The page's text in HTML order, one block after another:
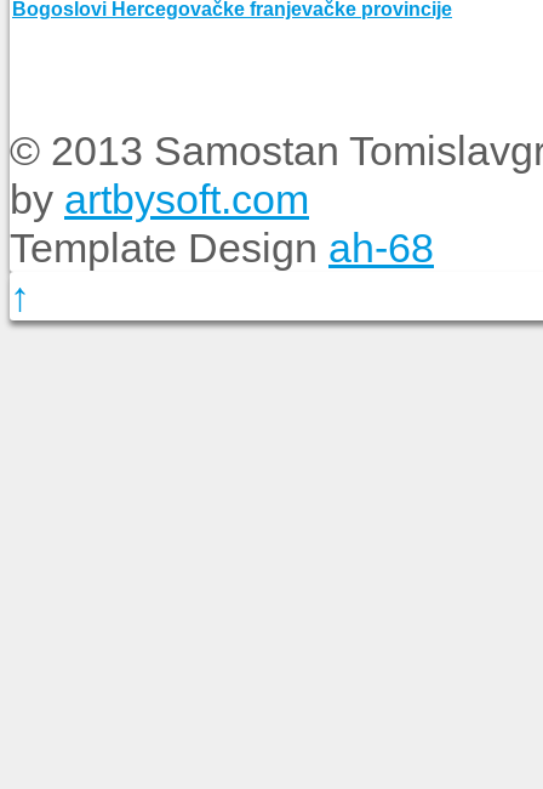
Bogoslovi Hercegovačke franjevačke provincije
© 2013 Samostan
by artbysoft.com
Template Design ah-68
↑